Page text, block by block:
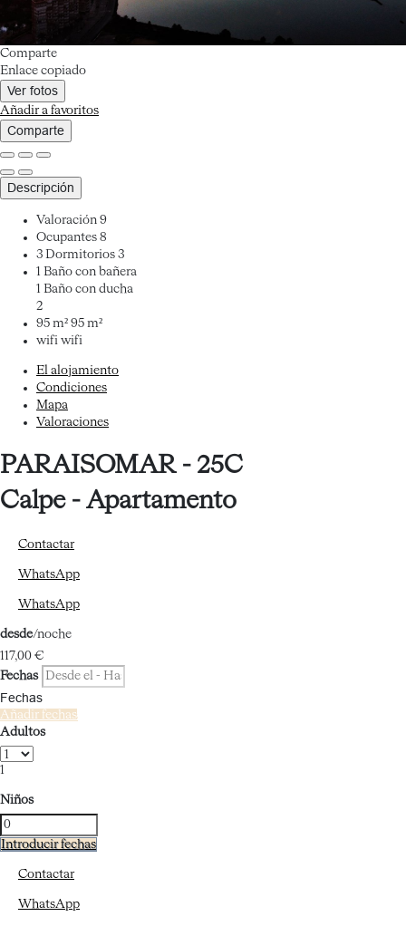
Comparte
Enlace copiado
Ver fotos
Añadir a favoritos
Comparte
Descripción
Valoración 9
Ocupantes 8
3 Dormitorios 3
1 Baño con bañera
1 Baño con ducha
2
95 m² 95 m²
wifi wifi
El alojamiento
Condiciones
Mapa
Valoraciones
PARAISOMAR - 25C
Calpe - Apartamento
Contactar
WhatsApp
WhatsApp
desde/noche
117,00 €
Fechas
Fechas
Añadir fechas
Adultos
1
Niños
Introducir fechas
Contactar
WhatsApp